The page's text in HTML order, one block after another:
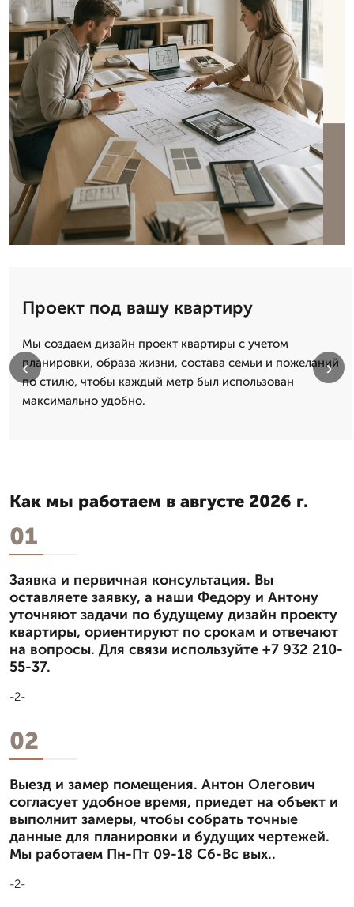
Проект под вашу квартиру
Мы создаем дизайн проект квартиры с учетом
планировки, образа жизни, состава семьи и пожеланий
по стилю, чтобы каждый метр был использован
максимально удобно.
‹ ›
Как мы работаем в августе 2026 г.
01
Заявка и первичная консультация. Вы
оставляете заявку, а наши Федору и Антону
уточняют задачи по будущему дизайн проекту
квартиры, ориентируют по срокам и отвечают
на вопросы. Для связи используйте +7 932 210-
55-37.
-2-
02
Выезд и замер помещения. Антон Олегович
согласует удобное время, приедет на объект и
выполнит замеры, чтобы собрать точные
данные для планировки и будущих чертежей.
Мы работаем Пн-Пт 09-18 Сб-Вс вых..
-2-